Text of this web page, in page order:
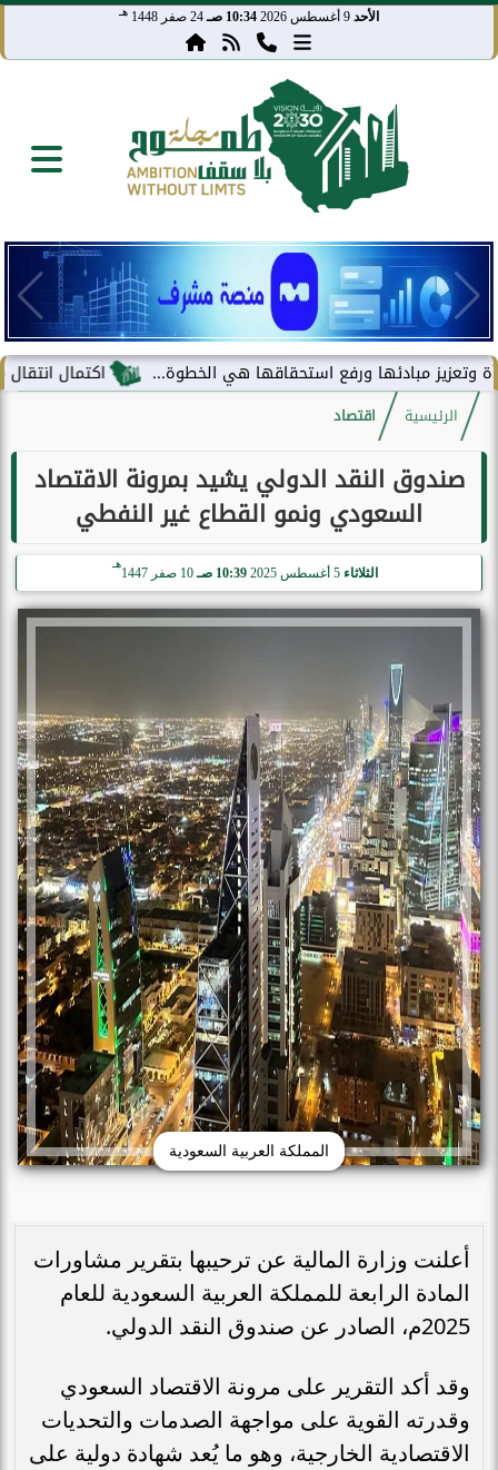
الأحد 10:34 صـ 24 صفر 1448 هـ
اكتمال انتقال مركز مبادئها ورفع استحقاقها هي الخطوة...
الرئيسية اقتصاد
صندوق النقد الدولي يشيد بمرونة الاقتصاد
السعودي ونمو القطاع غير النفطي
الثلاثاء 5 أغسطس 2025 10:39 صـ 10 صفر 1447
هـ
المملكة العربية السعودية
أعلنت وزارة المالية عن ترحيبها بتقرير مشاورات
المادة الرابعة للمملكة العربية السعودية للعام
2025م، الصادر عن صندوق النقد الدولي.
وقد أكد التقرير على مرونة الاقتصاد السعودي
وقدرته القوية على مواجهة الصدمات والتحديات
الاقتصادية الخارجية، وهو ما يُعد شهادة دولية على